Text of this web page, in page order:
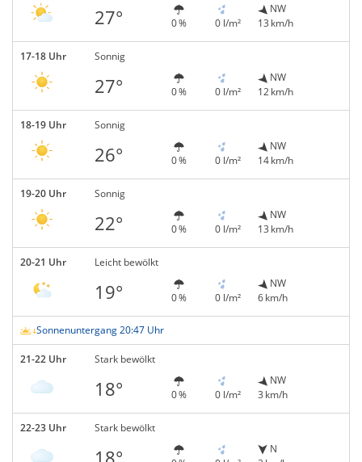
27° 0 % 0 l/m²
NW
13 km/h
17-18 Uhr Sonnig
27° 0 % 0 l/m²
NW
12 km/h
18-19 Uhr Sonnig
26° 0 % 0 l/m²
NW
14 km/h
19-20 Uhr Sonnig
22° 0 % 0 l/m²
NW
13 km/h
20-21 Uhr Leicht bewölkt
19° 0 % 0 l/m²
NW
6 km/h
Sonnenuntergang 20:47 Uhr
21-22 Uhr Stark bewölkt
18° 0 % 0 l/m²
NW
3 km/h
22-23 Uhr Stark bewölkt
N